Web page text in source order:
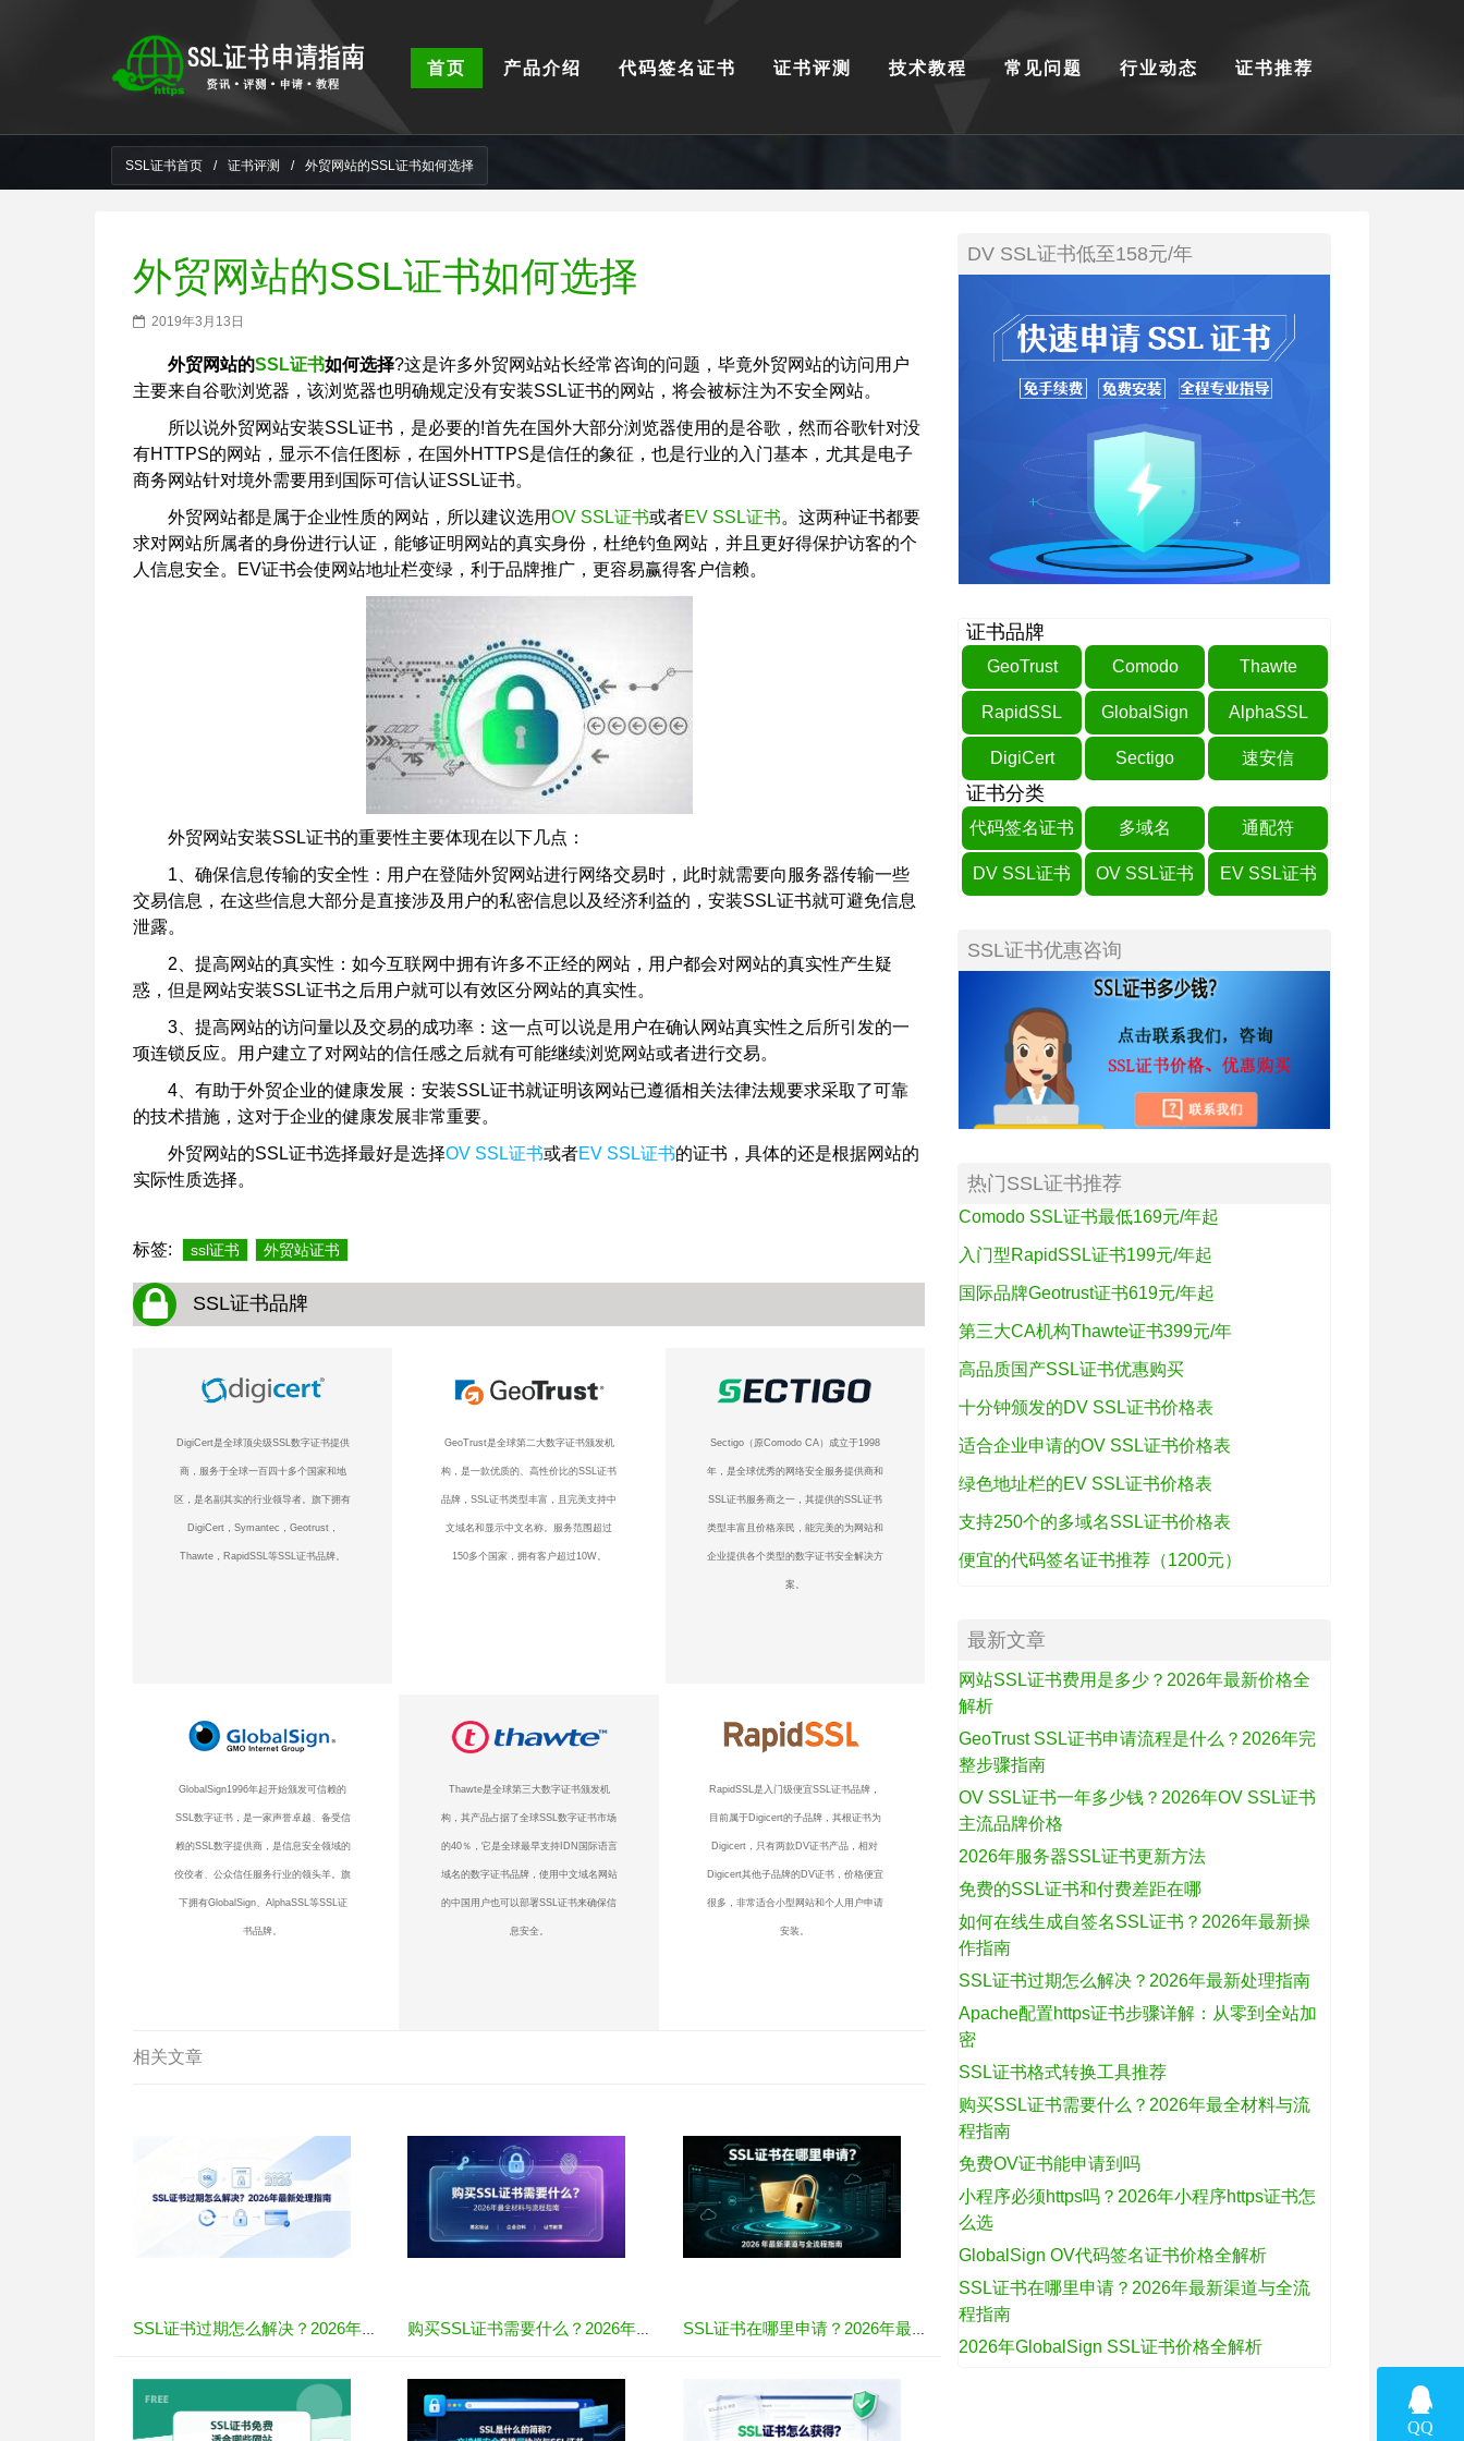
首页 产品介绍 代码签名证书 证书评测 技术教程 常见问题 行业动态 证书推荐
SSL证书首页 / 证书评测 / 外贸网站的SSL证书如何选择
外贸网站的SSL证书如何选择
2019年3月13日
外贸网站的SSL证书如何选择?这是许多外贸网站站长经常咨询的问题，毕竟外贸网站的访问用户
主要来自谷歌浏览器，该浏览器也明确规定没有安装SSL证书的网站，将会被标注为不安全网站。
所以说外贸网站安装SSL证书，是必要的!首先在国外大部分浏览器使用的是谷歌，然而谷歌针对没
有HTTPS的网站，显示不信任图标，在国外HTTPS是信任的象征，也是行业的入门基本，尤其是电子
商务网站针对境外需要用到国际可信认证SSL证书。
外贸网站都是属于企业性质的网站，所以建议选用OV SSL证书或者EV SSL证书。这两种证书都要
求对网站所属者的身份进行认证，能够证明网站的真实身份，杜绝钓鱼网站，并且更好得保护访客的个
人信息安全。EV证书会使网站地址栏变绿，利于品牌推广，更容易赢得客户信赖。
外贸网站安装SSL证书的重要性主要体现在以下几点：
1、确保信息传输的安全性：用户在登陆外贸网站进行网络交易时，此时就需要向服务器传输一些
交易信息，在这些信息大部分是直接涉及用户的私密信息以及经济利益的，安装SSL证书就可避免信息
泄露。
2、提高网站的真实性：如今互联网中拥有许多不正经的网站，用户都会对网站的真实性产生疑
惑，但是网站安装SSL证书之后用户就可以有效区分网站的真实性。
3、提高网站的访问量以及交易的成功率：这一点可以说是用户在确认网站真实性之后所引发的一
项连锁反应。用户建立了对网站的信任感之后就有可能继续浏览网站或者进行交易。
4、有助于外贸企业的健康发展：安装SSL证书就证明该网站已遵循相关法律法规要求采取了可靠
的技术措施，这对于企业的健康发展非常重要。
外贸网站的SSL证书选择最好是选择OV SSL证书或者EV SSL证书的证书，具体的还是根据网站的
实际性质选择。
标签: ssl证书 外贸站证书
SSL证书品牌
DigiCert是全球顶尖级SSL数字证书提供
商，服务于全球一百四十多个国家和地
区，是名副其实的行业领导者。旗下拥有
DigiCert，Symantec，Geotrust，
Thawte，RapidSSL等SSL证书品牌。
GeoTrust是全球第二大数字证书颁发机
构，是一款优质的、高性价比的SSL证书
品牌，SSL证书类型丰富，且完美支持中
文域名和显示中文名称。服务范围超过
150多个国家，拥有客户超过10W。
Sectigo（原Comodo CA）成立于1998
年，是全球优秀的网络安全服务提供商和
SSL证书服务商之一，其提供的SSL证书
类型丰富且价格亲民，能完美的为网站和
企业提供各个类型的数字证书安全解决方
案。
GlobalSign1996年起开始颁发可信赖的
SSL数字证书，是一家声誉卓越、备受信
赖的SSL数字提供商，是信息安全领域的
佼佼者、公众信任服务行业的领头羊。旗
下拥有GlobalSign、AlphaSSL等SSL证
书品牌。
Thawte是全球第三大数字证书颁发机
构，其产品占据了全球SSL数字证书市场
的40％，它是全球最早支持IDN国际语言
域名的数字证书品牌，使用中文域名网站
的中国用户也可以部署SSL证书来确保信
息安全。
RapidSSL是入门级便宜SSL证书品牌，
目前属于Digicert的子品牌，其根证书为
Digicert，只有两款DV证书产品，相对
Digicert其他子品牌的DV证书，价格便宜
很多，非常适合小型网站和个人用户申请
安装。
相关文章
SSL证书在哪里申请？2026年最新渠道与全流程指南
DV SSL证书低至158元/年
证书品牌
GeoTrust Comodo Thawte
RapidSSL GlobalSign AlphaSSL
DigiCert Sectigo 速安信
证书分类
代码签名证书 多域名 通配符
DV SSL证书 OV SSL证书 EV SSL证书
SSL证书优惠咨询
热门SSL证书推荐
Comodo SSL证书最低169元/年起
入门型RapidSSL证书199元/年起
国际品牌Geotrust证书619元/年起
第三大CA机构Thawte证书399元/年
高品质国产SSL证书优惠购买
十分钟颁发的DV SSL证书价格表
适合企业申请的OV SSL证书价格表
绿色地址栏的EV SSL证书价格表
支持250个的多域名SSL证书价格表
便宜的代码签名证书推荐（1200元）
最新文章
网站SSL证书费用是多少？2026年最新价格全
解析
GeoTrust SSL证书申请流程是什么？2026年完
整步骤指南
OV SSL证书一年多少钱？2026年OV SSL证书
主流品牌价格
2026年服务器SSL证书更新方法
免费的SSL证书和付费差距在哪
如何在线生成自签名SSL证书？2026年最新操
作指南
SSL证书过期怎么解决？2026年最新处理指南
Apache配置https证书步骤详解：从零到全站加
密
SSL证书格式转换工具推荐
购买SSL证书需要什么？2026年最全材料与流
程指南
免费OV证书能申请到吗
小程序必须https吗？2026年小程序https证书怎
么选
GlobalSign OV代码签名证书价格全解析
SSL证书在哪里申请？2026年最新渠道与全流
程指南
2026年GlobalSign SSL证书价格全解析